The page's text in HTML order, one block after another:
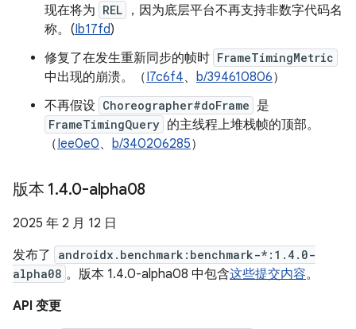
现在将为 REL
，因为底层平台不再支持非数字代码名
称。(Ib17fd)
修复了在发生重新同步的帧时 FrameTimingMetric
中出现的崩溃。（I7c6f4、 b/394610806）
不再假设 Choreographer#doFrame 是
FrameTimingQuery 的主线程上堆栈帧的顶部。
（Iee0e0、 b/340206285）
版本 1.4.0-alpha08
2025 年 2 月 12 日
发布了
androidx.benchmark:benchmark-*:1.4.0-
alpha08 。版本 1.4.0-alpha08 中包含这些提交内容。
API 变更